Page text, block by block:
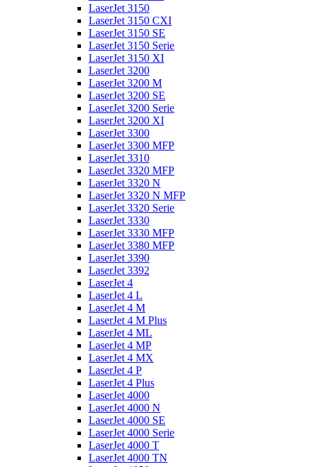
LaserJet 3150
LaserJet 3150 CXI
LaserJet 3150 SE
LaserJet 3150 Serie
LaserJet 3150 XI
LaserJet 3200
LaserJet 3200 M
LaserJet 3200 SE
LaserJet 3200 Serie
LaserJet 3200 XI
LaserJet 3300
LaserJet 3300 MFP
LaserJet 3310
LaserJet 3320 MFP
LaserJet 3320 N
LaserJet 3320 N MFP
LaserJet 3320 Serie
LaserJet 3330
LaserJet 3330 MFP
LaserJet 3380 MFP
LaserJet 3390
LaserJet 3392
LaserJet 4
LaserJet 4 L
LaserJet 4 M
LaserJet 4 M Plus
LaserJet 4 ML
LaserJet 4 MP
LaserJet 4 MX
LaserJet 4 P
LaserJet 4 Plus
LaserJet 4000
LaserJet 4000 N
LaserJet 4000 SE
LaserJet 4000 Serie
LaserJet 4000 T
LaserJet 4000 TN